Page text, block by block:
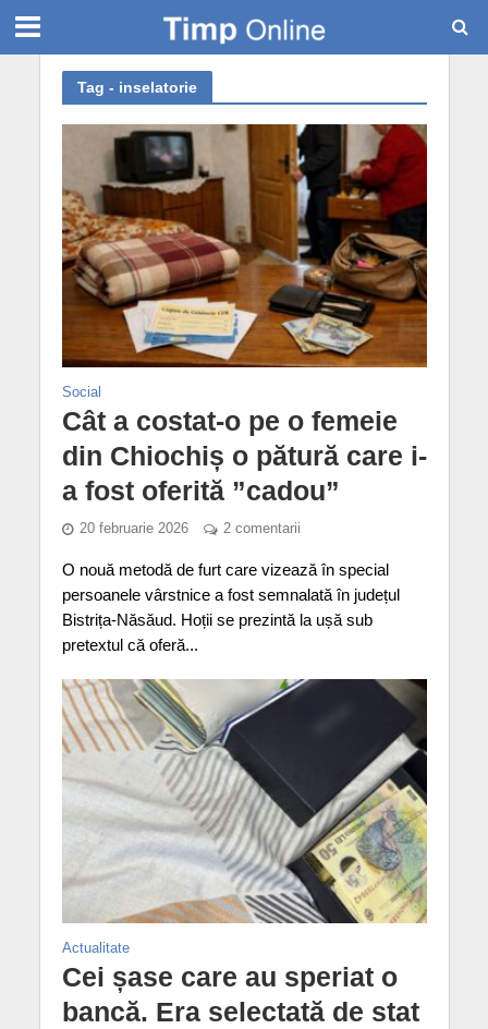
Tag - inselatorie
Social
Cât a costat-o pe o femeie
din Chiochiș o pătură care i-
a fost oferită ”cadou”
20 februarie 2026 2 comentarii
O nouă metodă de furt care vizează în special
persoanele vârstnice a fost semnalată în județul
Bistrița-Năsăud. Hoții se prezintă la ușă sub
pretextul că oferă...
Actualitate
Cei șase care au speriat o
bancă. Era selectată de stat